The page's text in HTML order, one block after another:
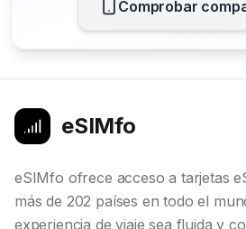
Comprobar
eSIMfo
eSIMfo ofrece acceso a tarjetas
más de 202 países en todo el
experiencia de viaje sea fluida y